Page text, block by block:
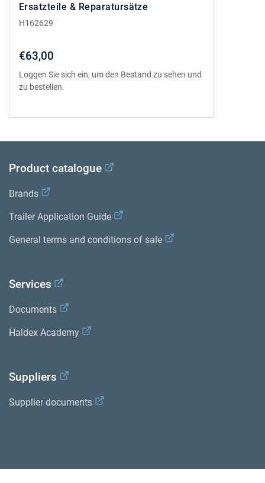
Ersatzteile & Reparatursätze
H162629
€63,00
Loggen Sie sich ein, um den Bestand zu sehen und
zu bestellen.
Product catalogue
Brands
Trailer Application Guide
General terms and conditions of sale
Services
Documents
Haldex Academy
Suppliers
Supplier documents